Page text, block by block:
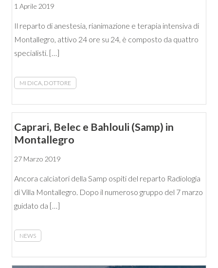
1 Aprile 2019
Il reparto di anestesia, rianimazione e terapia intensiva di
Montallegro, attivo 24 ore su 24, è composto da quattro
specialisti. […]
MI DICA, DOTTORE
Caprari, Belec e Bahlouli (Samp) in
Montallegro
27 Marzo 2019
Ancora calciatori della Samp ospiti del reparto Radiologia
di Villa Montallegro. Dopo il numeroso gruppo del 7 marzo
guidato da […]
NEWS